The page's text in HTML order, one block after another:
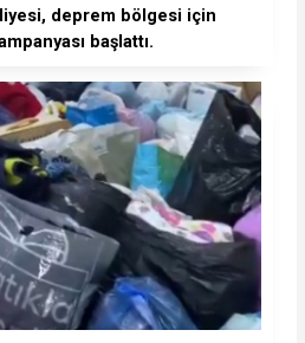
deprem bölgesi için
başlattı.